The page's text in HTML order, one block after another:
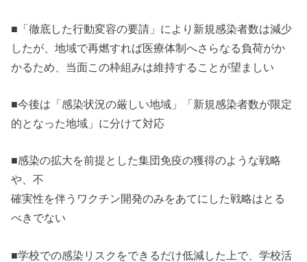
■「徹底した行動変容の要請」により新規感染者数は減少
したが、地域で再燃すれば医療体制へさらなる負荷がか
かるため、当面この枠組みは維持することが望ましい
■今後は「感染状況の厳しい地域」「新規感染者数が限定
的となった地域」に分けて対応
■感染の拡大を前提とした集団免疫の獲得のような戦略
や、不
確実性を伴うワクチン開発のみをあてにした戦略はとる
べきでない
■学校での感染リスクをできるだけ低減した上で、学校活